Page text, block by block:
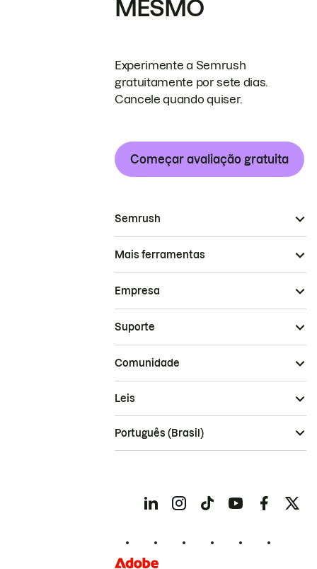
MESMO
Experimente a Semrush
gratuitamente por sete dias.
Cancele quando quiser.
Começar avaliação gratuita
Semrush
Mais ferramentas
Empresa
Suporte
Comunidade
Leis
Português (Brasil)